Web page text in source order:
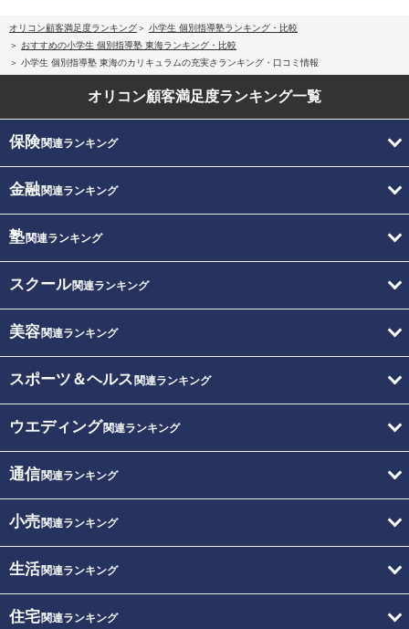
オリコン顧客満足度ランキング
小学生 個別指導塾ランキング・比較
おすすめの小学生 個別指導塾 東海ランキング・比較
小学生 個別指導塾 東海のカリキュラムの充実さランキング・口コミ情報
オリコン顧客満足度ランキング一覧
保険関連ランキング
金融関連ランキング
塾関連ランキング
スクール関連ランキング
美容関連ランキング
スポーツ＆ヘルス 関連ランキング
ウエディング関連ランキング
通信関連ランキング
小売関連ランキング
生活関連ランキング
住宅関連ランキング